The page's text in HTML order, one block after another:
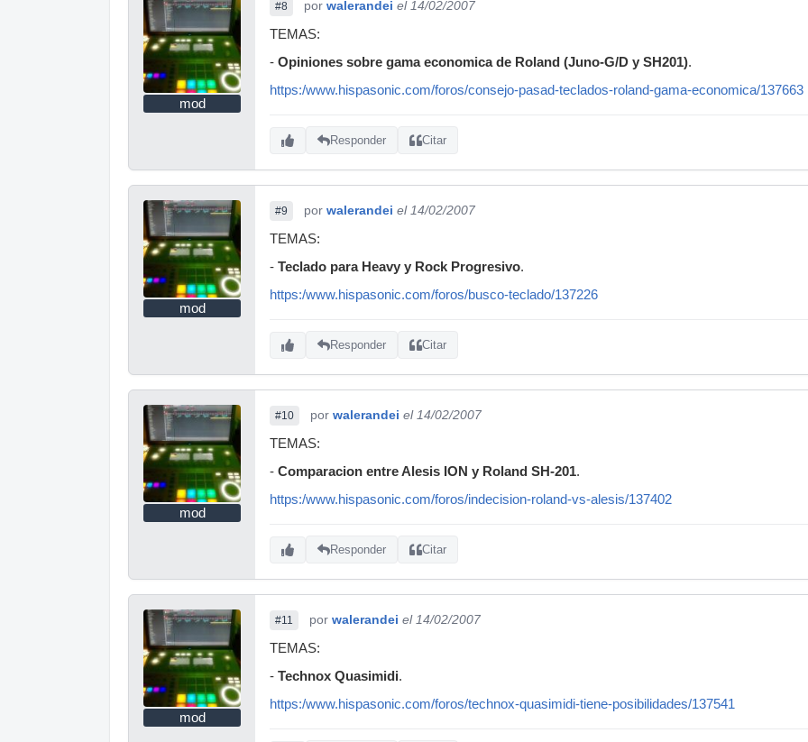
mod
#8 por walerandei el 14/02/2007
TEMAS:
- Opiniones sobre gama economica de Roland (Juno-G/D y SH201).
https:/www.hispasonic.com/foros/consejo-pasad-teclados-roland-gama-economica/137663
Responder Citar
mod
#9 por walerandei el 14/02/2007
TEMAS:
- Teclado para Heavy y Rock Progresivo.
https:/www.hispasonic.com/foros/busco-teclado/137226
Responder Citar
mod
#10 por walerandei el 14/02/2007
TEMAS:
- Comparacion entre Alesis ION y Roland SH-201.
https:/www.hispasonic.com/foros/indecision-roland-vs-alesis/137402
Responder Citar
mod
#11 por walerandei el 14/02/2007
TEMAS:
- Technox Quasimidi.
https:/www.hispasonic.com/foros/technox-quasimidi-tiene-posibilidades/137541